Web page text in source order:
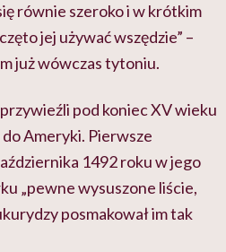
równie szeroko i w krótkim
jej używać wszędzie” –
już wówczas tytoniu.
pod koniec XV wieku
Ameryki. Pierwsze
1492 roku w jego
„pewne wysuszone liście,
posmakował im tak